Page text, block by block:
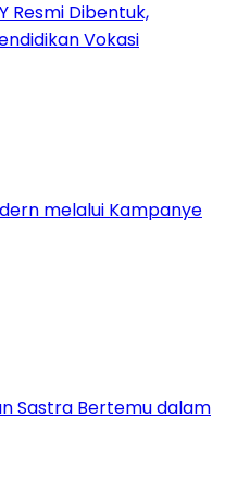
Resmi Dibentuk,
Vokasi
melalui Kampanye
Sastra Bertemu dalam